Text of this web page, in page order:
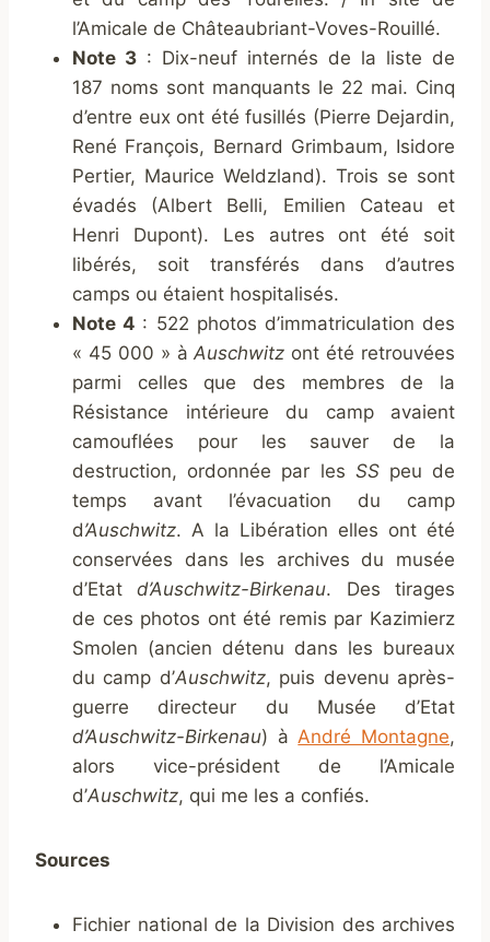
l’Amicale de Châteaubriant-Voves-Rouillé.
Note 3 : Dix-neuf internés de la liste de
187 noms sont manquants le 22 mai. Cinq
d’entre eux ont été fusillés (Pierre Dejardin,
René François, Bernard Grimbaum, Isidore
Pertier, Maurice Weldzland). Trois se sont
évadés (Albert Belli, Emilien Cateau et
Henri Dupont). Les autres ont été soit
libérés, soit transférés dans d’autres
camps ou étaient hospitalisés.
Note 4 : 522 photos d’immatriculation des
« 45 000 » àAuschwitz ont été retrouvées
parmi celles que des membres de la
Résistance intérieure du camp avaient
camouflées pour les sauver de la
destruction, ordonnée par les SSpeu de
temps avant l’évacuation du camp
d’Auschwitz. A la Libération elles ont été
conservées dans les archives du musée
d’Etatd’Auschwitz-Birkenau. Des tirages
de ces photos ont été remis par Kazimierz
Smolen (ancien détenu dans les bureaux
du camp d’Auschwitz, puis devenu après-
guerre directeur du Musée d’Etat
d’Auschwitz-Birkenau) àAndré Montagne,
alors vice-président de l’Amicale
d’Auschwitz, qui me les a confiés.
Sources
Fichier national de la Division des archives